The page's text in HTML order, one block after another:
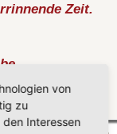
Zeit.
von
zu
Interessen